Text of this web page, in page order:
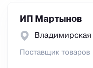
ИП Мартынов
Поставщик